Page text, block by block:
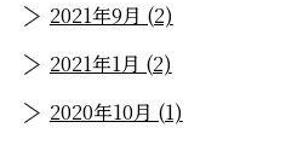
2021年9月 (2)
2021年1月 (2)
2020年10月 (1)